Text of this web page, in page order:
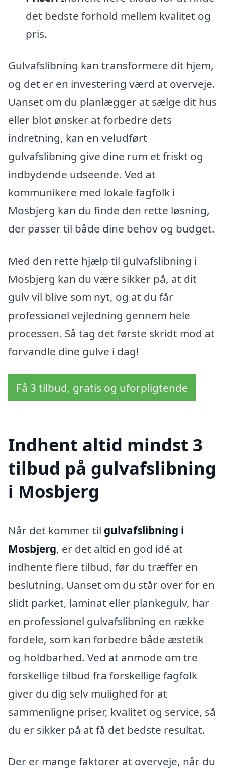
det bedste forhold mellem kvalitet og
pris.
Gulvafslibning kan transformere dit hjem,
og det er en investering værd at overveje.
Uanset om du planlægger at sælge dit hus
eller blot ønsker at forbedre dets
indretning, kan en veludført
gulvafslibning give dine rum et friskt og
indbydende udseende. Ved at
kommunikere med lokale fagfolk i
Mosbjerg kan du finde den rette løsning,
der passer til både dine behov og budget.
Med den rette hjælp til gulvafslibning i
Mosbjerg kan du være sikker på, at dit
gulv vil blive som nyt, og at du får
professionel vejledning gennem hele
processen. Så tag det første skridt mod at
forvandle dine gulve i dag!
Få 3 tilbud, gratis og uforpligtende
Indhent altid mindst 3
tilbud på gulvafslibning
i Mosbjerg
Når det kommer til gulvafslibning i
Mosbjerg, er det altid en god idé at
indhente flere tilbud, før du træffer en
beslutning. Uanset om du står over for en
slidt parket, laminat eller plankegulv, har
en professionel gulvafslibning en række
fordele, som kan forbedre både æstetik
og holdbarhed. Ved at anmode om tre
forskellige tilbud fra forskellige fagfolk
giver du dig selv mulighed for at
sammenligne priser, kvalitet og service, så
du er sikker på at få det bedste resultat.
Der er mange faktorer at overveje, når du